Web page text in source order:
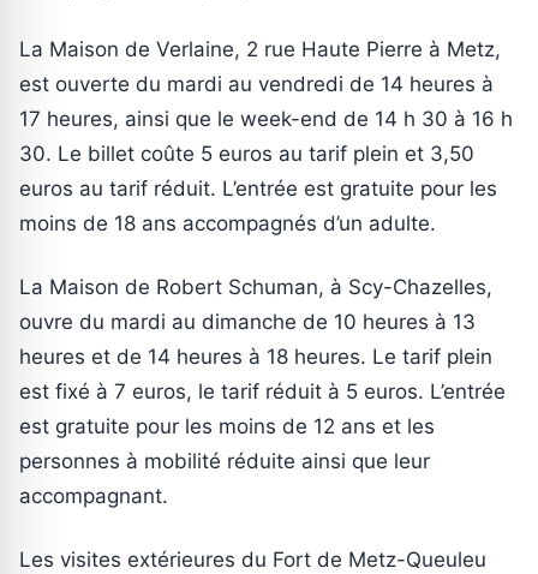
La Maison de Verlaine, 2 rue Haute Pierre à Metz,
est ouverte du mardi au vendredi de 14 heures à
17 heures, ainsi que le week-end de 14 h 30 à 16 h
30. Le billet coûte 5 euros au tarif plein et 3,50
euros au tarif réduit. L’entrée est gratuite pour les
moins de 18 ans accompagnés d’un adulte.
La Maison de Robert Schuman, à Scy-Chazelles,
ouvre du mardi au dimanche de 10 heures à 13
heures et de 14 heures à 18 heures. Le tarif plein
est fixé à 7 euros, le tarif réduit à 5 euros. L’entrée
est gratuite pour les moins de 12 ans et les
personnes à mobilité réduite ainsi que leur
accompagnant.
Les visites extérieures du Fort de Metz-Queuleu